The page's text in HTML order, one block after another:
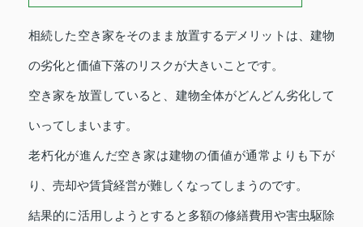
相続した空き家をそのまま放置するデメリットは、建物
の劣化と価値下落のリスクが大きいことです。
空き家を放置していると、建物全体がどんどん劣化して
いってしまいます。
老朽化が進んだ空き家は建物の価値が通常よりも下が
り、売却や賃貸経営が難しくなってしまうのです。
結果的に活用しようとすると多額の修繕費用や害虫駆除